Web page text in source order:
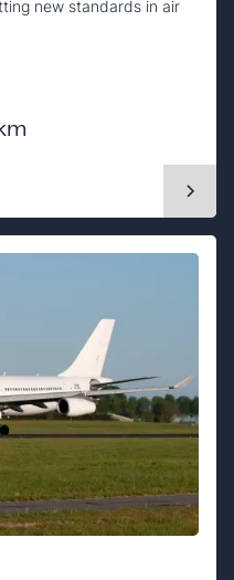
new standards in air